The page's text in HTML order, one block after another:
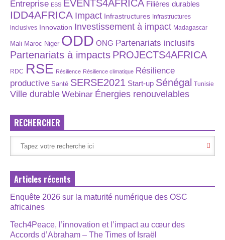
Entreprise ESS EVENTS4AFRICA Filières durables
IDD4AFRICA Impact Infrastructures Infrastructures
inclusives Innovation Investissement à impact Madagascar
Mali Maroc Niger ODD ONG Partenariats inclusifs
Partenariats à impacts PROJECTS4AFRICA
RDC RSE Résilience Résilience climatique Résilience
productive Santé SERSE2021 Start-up Sénégal Tunisie
Ville durable Webinar Énergies renouvelables
RECHERCHER
Articles récents
Enquête 2026 sur la maturité numérique des OSC
africaines
Tech4Peace, l’innovation et l’impact au cœur des
Accords d’Abraham – The Times of Israël